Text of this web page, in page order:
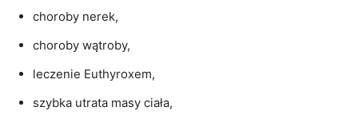
choroby nerek,
choroby wątroby,
leczenie Euthyroxem,
szybka utrata masy ciała,